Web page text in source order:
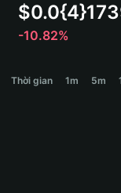
Español
Português (Brasil)
$
-10.82%
Thời gian 1m 5m